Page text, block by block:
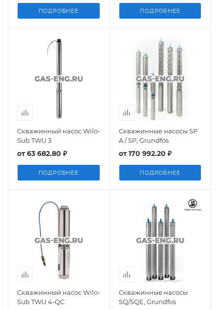
ПОДРОБНЕЕ ПОДРОБНЕЕ
Скважинный насос Wilo-
Sub TWU 3
от63 682.80 ₽
ПОДРОБНЕЕ
Скважинные насосы SP
A / SP, Grundfos
от170 992.20 ₽
ПОДРОБНЕЕ
Скважинный насос Wilo-
Sub TWU 4-QC
Скважинные насосы
SQ/SQE, Grundfos